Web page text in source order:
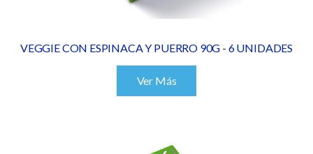
VEGGIE CON ESPINACA Y PUERRO 90G - 6 UNIDADES
Ver Más